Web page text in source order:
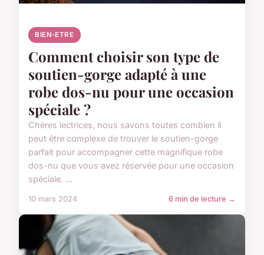
BIEN-ETRE
Comment choisir son type de
soutien-gorge adapté à une
robe dos-nu pour une occasion
spéciale ?
Chères lectrices, nous savons toutes combien il
peut être complexe de trouver le soutien-gorge
parfait pour accompagner cette magnifique robe
dos-nu que vous avez réservée pour une occasion
spéciale. ...
10 mars 2024 6 min de lecture →